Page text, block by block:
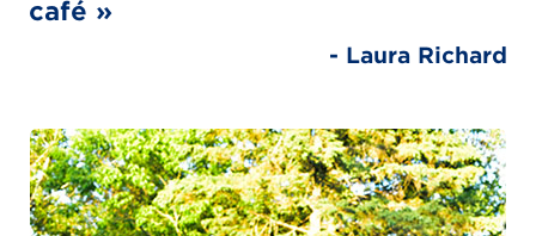
café »
- Laura Richard